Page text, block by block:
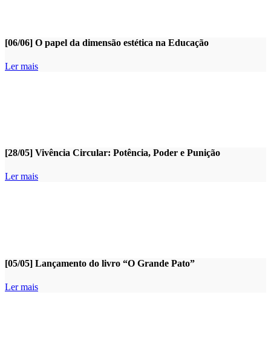
[06/06] O papel da dimensão estética na Educação
Ler mais
[28/05] Vivência Circular: Potência, Poder e Punição
Ler mais
[05/05] Lançamento do livro “O Grande Pato”
Ler mais